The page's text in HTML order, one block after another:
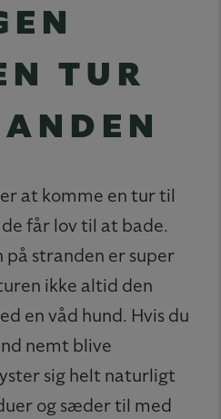
TUR
at komme en tur til
får lov til at bade.
på stranden er super
ikke altid den
en våd hund. Hvis du
nemt blive
sig helt naturligt
og sæder til med